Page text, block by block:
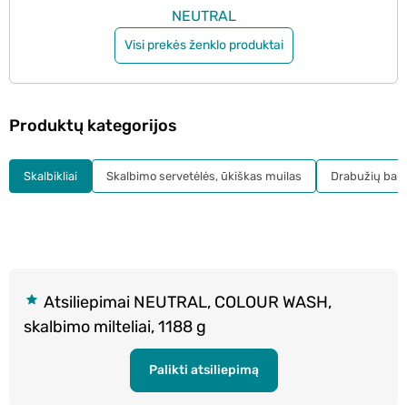
NEUTRAL
Visi prekės ženklo produktai
Atsiliepimai NEUTRAL, COLOUR WASH,
skalbimo milteliai, 1188 g
Palikti atsiliepimą
Produktų kategorijos
Skalbikliai Skalbimo servetėlės, ūkiškas muilas Drabužių